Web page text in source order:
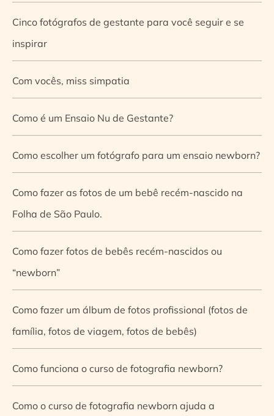
Cinco fotógrafos de gestante para você seguir e se
inspirar
Com vocês, miss simpatia
Como é um Ensaio Nu de Gestante?
Como escolher um fotógrafo para um ensaio newborn?
Como fazer as fotos de um bebê recém-nascido na
Folha de São Paulo.
Como fazer fotos de bebês recém-nascidos ou
“newborn”
Como fazer um álbum de fotos profissional (fotos de
família, fotos de viagem, fotos de bebês)
Como funciona o curso de fotografia newborn?
Como o curso de fotografia newborn ajuda a